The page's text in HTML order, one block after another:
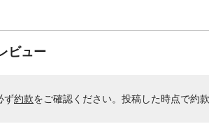
ビュー
ず約款をご確認ください。投稿した時点で約